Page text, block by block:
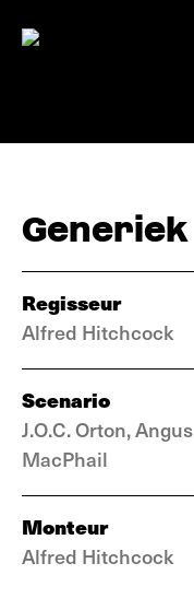
Generiek
Regisseur
Alfred Hitchcock
Scenario
J.O.C. Orton, Angus
MacPhail
Monteur
Alfred Hitchcock